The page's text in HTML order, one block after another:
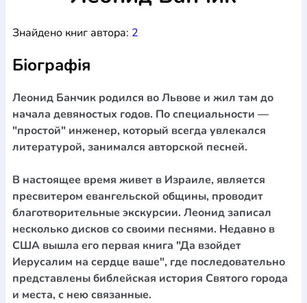
Шлюб і сім`я Юдаїзм
ПеріодикаАудіо Ручки кулькові
БлокнотиЩоденники / щотижневики
Навчальні мапиШкіряні виробиМагнітиМеталеві
виробиМіні-лампиНаклейки Настільні ігриПакети
подарункові Плакати Пластмасові виробиХустки
Подарункові карткиРозвиваючі ігри Репринти
Зошити
Фотокартини Чохли на Библії
Календарі
Комп`ютерні ігри
ЛистівкиСувенирна продукція Годинники Пазли
Книга в комплекті
За додатковою інформацією дзвоніть за номером: +38
(097) 880-6379
Ми у Facebook
Знайдено книг автора: 2
Біографія
Леонид Банчик родился во Львове и жил там до
начала девяностых годов. По специальности —
"простой" инженер, который всегда увлекался
литературой, занимался авторской песней.
В настоящее время живет в Израиле, является
пресвитером евангельской общины, проводит
благотворительные экскурсии. Леонид записал
несколько дисков со своими песнями. Недавно в
США вышла его первая книга "Да взойдет
Иерусалим на сердце ваше", где последовательно
представлены библейская история Святого города
и места, с нею связанные.